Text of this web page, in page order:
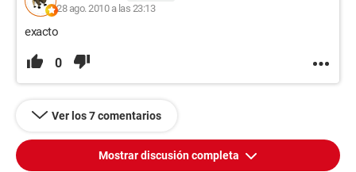
28 ago. 2010 a las 23:13
exacto
0
Ver los 7 comentarios
Mostrar discusión completa